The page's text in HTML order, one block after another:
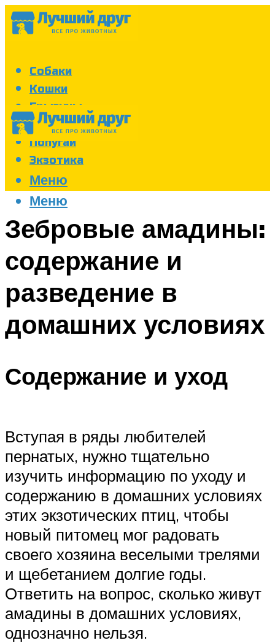
Собаки
Кошки
Грызуны
Аквариум
Попугаи
Экзотика
Меню
Меню
Зебровые амадины:
содержание и
разведение в
домашних условиях
Содержание и уход
Вступая в ряды любителей
пернатых, нужно тщательно
изучить информацию по уходу и
содержанию в домашних условиях
этих экзотических птиц, чтобы
новый питомец мог радовать
своего хозяина веселыми трелями
и щебетанием долгие годы.
Ответить на вопрос, сколько живут
амадины в домашних условиях,
однозначно нельзя.